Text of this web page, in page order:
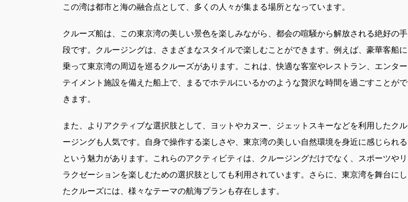
この湾は都市と海の融合点として、多くの人々が集まる場所となっています。
クルーズ船は、この東京湾の美しい景色を楽しみながら、都会の喧騒から解放される絶好の手
段です。クルージングは、さまざまなスタイルで楽しむことができます。例えば、豪華客船に
乗って東京湾の周辺を巡るクルーズがあります。これは、快適な客室やレストラン、エンター
テイメント施設を備えた船上で、まるでホテルにいるかのような贅沢な時間を過ごすことがで
きます。
また、よりアクティブな選択肢として、ヨットやカヌー、ジェットスキーなどを利用したクル
ージングも人気です。自身で操作する楽しさや、東京湾の美しい自然環境を身近に感じられる
という魅力があります。これらのアクティビティは、クルージングだけでなく、スポーツやリ
ラクゼーションを楽しむための選択肢としても利用されています。さらに、東京湾を舞台にし
たクルーズには、様々なテーマの航海プランも存在します。